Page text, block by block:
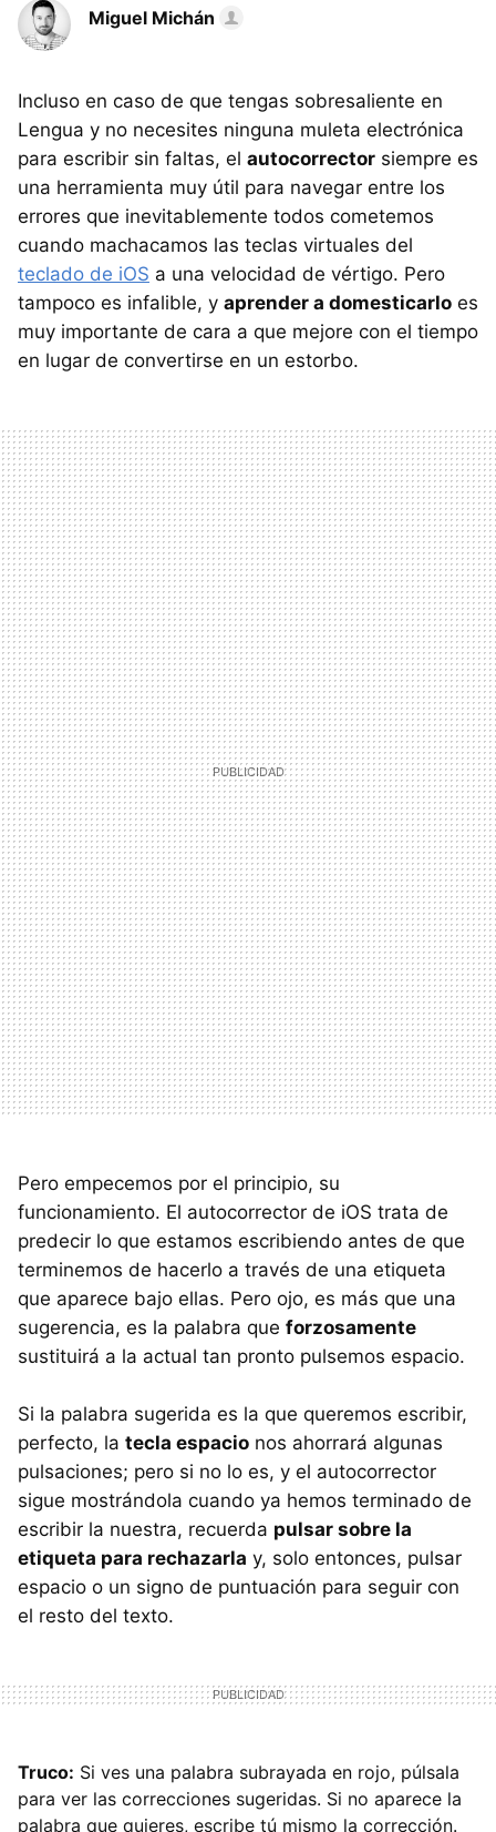
Miguel Michán
Incluso en caso de que tengas sobresaliente en
Lengua y no necesites ninguna muleta electrónica
para escribir sin faltas, el autocorrector siempre es
una herramienta muy útil para navegar entre los
errores que inevitablemente todos cometemos
cuando machacamos las teclas virtuales del
teclado de iOS a una velocidad de vértigo. Pero
tampoco es infalible, y aprender a domesticarlo es
muy importante de cara a que mejore con el tiempo
en lugar de convertirse en un estorbo.
Pero empecemos por el principio, su
funcionamiento. El autocorrector de iOS trata de
predecir lo que estamos escribiendo antes de que
terminemos de hacerlo a través de una etiqueta
que aparece bajo ellas. Pero ojo, es más que una
sugerencia, es la palabra que forzosamente
sustituirá a la actual tan pronto pulsemos espacio.
Si la palabra sugerida es la que queremos escribir,
perfecto, la tecla espacio nos ahorrará algunas
pulsaciones; pero si no lo es, y el autocorrector
sigue mostrándola cuando ya hemos terminado de
escribir la nuestra, recuerda pulsar sobre la
etiqueta para rechazarla y, solo entonces, pulsar
espacio o un signo de puntuación para seguir con
el resto del texto.
Truco: Si ves una palabra subrayada en rojo, púlsala
para ver las correcciones sugeridas. Si no aparece la
palabra que quieres, escribe tú mismo la corrección.